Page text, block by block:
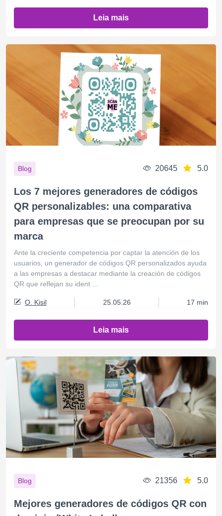
Leia mais
Blog 20645 5.0
Los 7 mejores generadores de códigos
QR personalizables: una comparativa
para empresas que se preocupan por su
marca
Ante la creciente competencia por captar la atención de los
usuarios, un generador de códigos QR personalizados ayuda
a las empresas a destacar mediante la creación de códigos
QR que reflejan su ident ...
O. Kisil 25.05.26 17 min
Leia mais
Blog 21356 5.0
Mejores generadores de códigos QR con